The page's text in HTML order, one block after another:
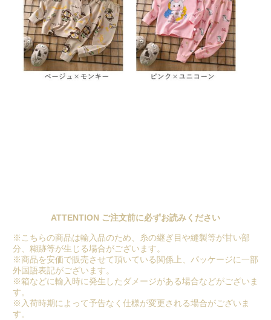
ATTENTION ご注文前に必ずお読みください
※こちらの商品は輸入品のため、糸の継ぎ目や縫製等が甘い部
分、糊跡等が生じる場合がございます。
※商品を安価で販売させて頂いている関係上、パッケージに一部
外国語表記がございます。
※箱などに輸入時に発生したダメージがある場合などがございま
す。
※入荷時期によって予告なく仕様が変更される場合がございま
す。